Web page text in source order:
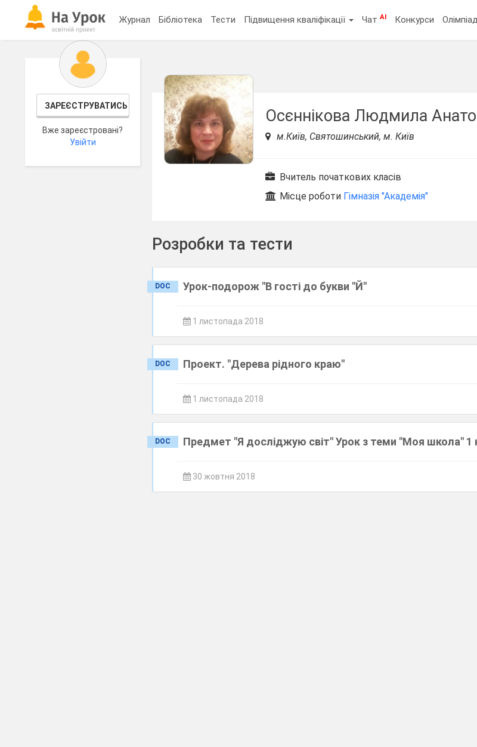
Журнал Бібліотека Тести Підвищення кваліфікації ЧатAI Конкурси
ЗАРЕЄСТРУВАТИСЬ
Вже зареєстровані?
Увійти
Осєннікова Людмила
м.Київ, Святошинський, м. Київ
Вчитель початкових класів
Місце роботи Гімназія "Академія"
Розробки та тести
DOC Урок-подорож "В гості до букви "Й"
1 листопада 2018
DOC Проект. "Дерева рідного краю"
1 листопада 2018
DOC Предмет "Я досліджую світ" Урок з теми "Моя школа" 1
30 жовтня 2018